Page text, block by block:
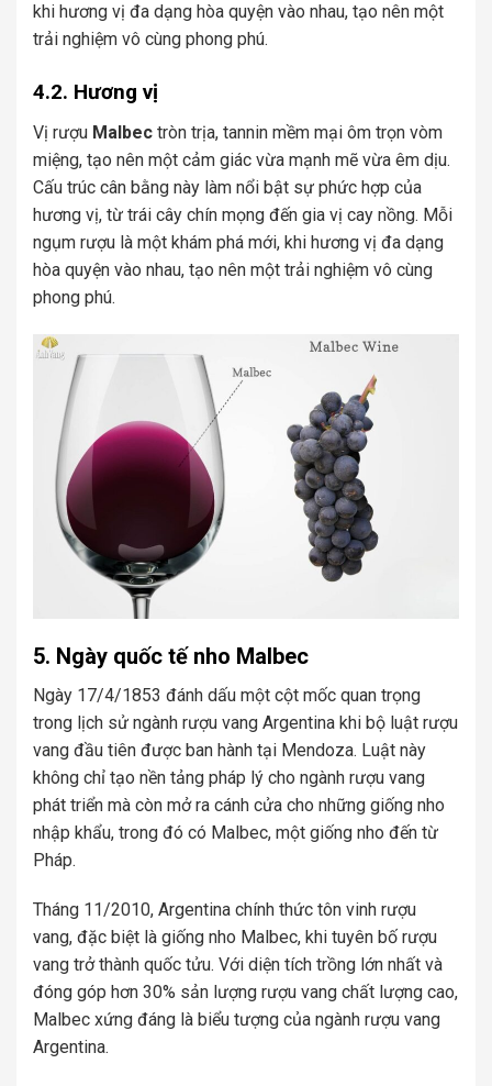
khi hương vị đa dạng hòa quyện vào nhau, tạo nên một
trải nghiệm vô cùng phong phú.
4.2. Hương vị
Vị rượu Malbec tròn trịa, tannin mềm mại ôm trọn vòm
miệng, tạo nên một cảm giác vừa mạnh mẽ vừa êm dịu.
Cấu trúc cân bằng này làm nổi bật sự phức hợp của
hương vị, từ trái cây chín mọng đến gia vị cay nồng. Mỗi
ngụm rượu là một khám phá mới, khi hương vị đa dạng
hòa quyện vào nhau, tạo nên một trải nghiệm vô cùng
phong phú.
5. Ngày quốc tế nho Malbec
Ngày 17/4/1853 đánh dấu một cột mốc quan trọng
trong lịch sử ngành rượu vang Argentina khi bộ luật rượu
vang đầu tiên được ban hành tại Mendoza. Luật này
không chỉ tạo nền tảng pháp lý cho ngành rượu vang
phát triển mà còn mở ra cánh cửa cho những giống nho
nhập khẩu, trong đó có Malbec, một giống nho đến từ
Pháp.
Tháng 11/2010, Argentina chính thức tôn vinh rượu
vang, đặc biệt là giống nho Malbec, khi tuyên bố rượu
vang trở thành quốc tửu. Với diện tích trồng lớn nhất và
đóng góp hơn 30% sản lượng rượu vang chất lượng cao,
Malbec xứng đáng là biểu tượng của ngành rượu vang
Argentina.